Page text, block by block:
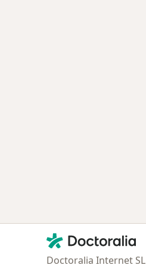
Contacto
Doctoralia - Página de inicio
Doctoralia Internet SL